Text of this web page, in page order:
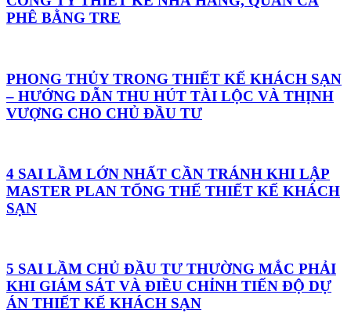
PHÊ BẰNG TRE
PHONG THỦY TRONG THIẾT KẾ KHÁCH SẠN
– HƯỚNG DẪN THU HÚT TÀI LỘC VÀ THỊNH
VƯỢNG CHO CHỦ ĐẦU TƯ
4 SAI LẦM LỚN NHẤT CẦN TRÁNH KHI LẬP
MASTER PLAN TỔNG THẾ THIẾT KẾ KHÁCH
SẠN
5 SAI LẦM CHỦ ĐẦU TƯ THƯỜNG MẮC PHẢI
KHI GIÁM SÁT VÀ ĐIỀU CHỈNH TIẾN ĐỘ DỰ
ÁN THIẾT KẾ KHÁCH SẠN